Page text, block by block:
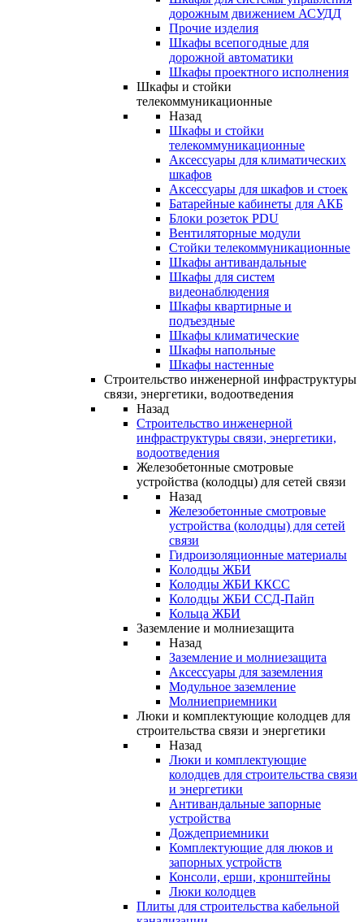
дорожным движением АСУДД
Прочие изделия
Шкафы всепогодные для
дорожной автоматики
Шкафы проектного исполнения
Шкафы и стойки
телекоммуникационные
Назад
Шкафы и стойки
телекоммуникационные
Аксессуары для климатических
шкафов
Аксессуары для шкафов и стоек
Батарейные кабинеты для АКБ
Блоки розеток PDU
Вентиляторные модули
Стойки телекоммуникационные
Шкафы антивандальные
Шкафы для систем
видеонаблюдения
Шкафы квартирные и
подъездные
Шкафы климатические
Шкафы напольные
Шкафы настенные
Строительство инженерной инфраструктуры
связи, энергетики, водоотведения
Назад
Строительство инженерной
инфраструктуры связи, энергетики,
водоотведения
Железобетонные смотровые
устройства (колодцы) для сетей связи
Назад
Железобетонные смотровые
устройства (колодцы) для сетей
связи
Гидроизоляционные материалы
Колодцы ЖБИ
Колодцы ЖБИ ККСС
Колодцы ЖБИ ССД-Пайп
Кольца ЖБИ
Заземление и молниезащита
Назад
Заземление и молниезащита
Аксессуары для заземления
Модульное заземление
Молниеприемники
Люки и комплектующие колодцев для
строительства связи и энергетики
Назад
Люки и комплектующие
колодцев для строительства связи
и энергетики
Антивандальные запорные
устройства
Дождеприемники
Комплектующие для люков и
запорных устройств
Консоли, ерши, кронштейны
Люки колодцев
Плиты для строительства кабельной